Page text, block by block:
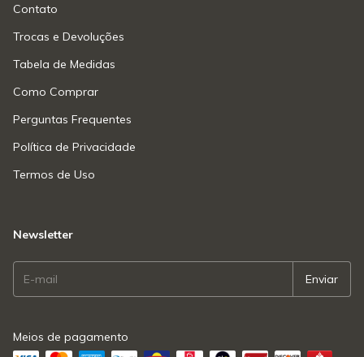
Contato
Trocas e Devoluções
Tabela de Medidas
Como Comprar
Perguntas Frequentes
Política de Privacidade
Termos de Uso
Newsletter
Meios de pagamento